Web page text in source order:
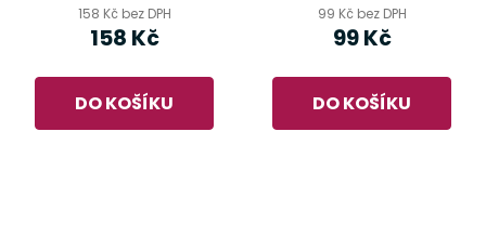
158 Kč bez DPH
158 Kč
DO KOŠÍKU
99 Kč bez DPH
99 Kč
DO KOŠÍKU